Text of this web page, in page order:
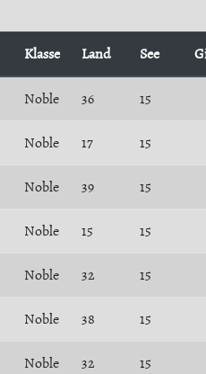
Klasse Land See
Noble 36 15
Noble 17 15
Noble 39 15
Noble 15 15
Noble 32 15
Noble 38 15
Noble 32 15